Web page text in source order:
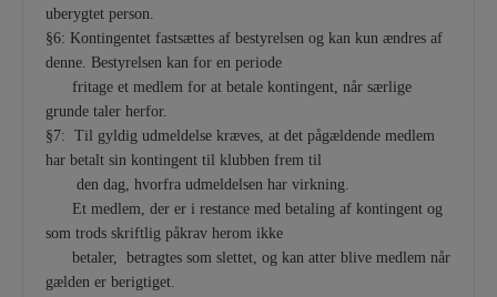
uberygtet person.
§6: Kontingentet fastsættes af bestyrelsen og kan kun ændres af
denne. Bestyrelsen kan for en periode
fritage et medlem for at betale kontingent, når særlige
grunde taler herfor.
§7: Til gyldig udmeldelse kræves, at det pågældende medlem
har betalt sin kontingent til klubben frem til
den dag, hvorfra udmeldelsen har virkning.
Et medlem, der er i restance med betaling af kontingent og
som trods skriftlig påkrav herom ikke
betaler, betragtes som slettet, og kan atter blive medlem når
gælden er berigtiget.